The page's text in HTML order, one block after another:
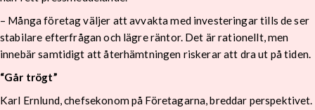
– Många företag väljer att avvakta med investeringar tills de ser
stabilare efterfrågan och lägre räntor. Det är rationellt, men
innebär samtidigt att återhämtningen riskerar att dra ut på tiden.
“Går trögt”
Karl Ernlund, chefsekonom på Företagarna, breddar perspektivet.